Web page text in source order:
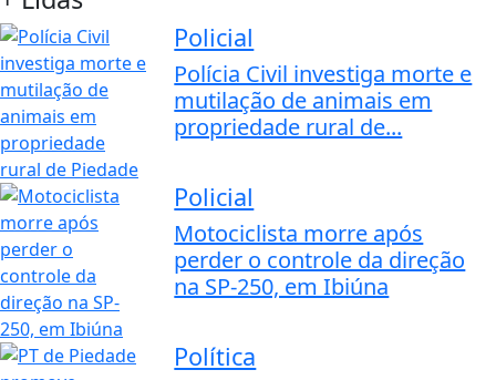
Policial
Polícia Civil investiga morte e
mutilação de animais em
propriedade rural de...
Policial
Motociclista morre após
perder o controle da direção
na SP-250, em Ibiúna
Política